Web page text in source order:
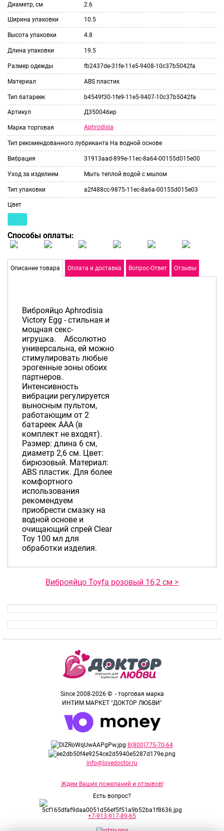
Диаметр, см 2.6
Ширина упаковки 10.5
Высота упаковки 4.8
Длина упаковки 19.5
Размер одежды fb2437de-31fe-11e5-9408-10c37b5042fa
Материал ABS пластик
Тип батареек b4549f30-1fe9-11e5-9407-10c37b5042fa
Артикул Д35004бир
Марка торговая Aphrodisia
Тип рекомендованного лубриканта На водной основе
Вибрация 31913aad-899e-11ec-8a64-00155d015e00
Уход за изделием Мыть теплой водой с мылом
Тип упаковки a2f488cc-9875-11ec-8a6a-00155d015e03
Цвет
Способы оплаты:
Описание товара Оплата и доставка Вопрос-Ответ Отзывы
Виброяйцо Aphrodisia
Victory Egg - стильная и
мощная секс-
игрушка. Абсолютно
универсальна, ей можно
стимулировать любые
эрогенные зоны обоих
партнеров.
Интенсивность
вибрации регулируется
выносным пультом,
работающим от 2
батареек AAA (в
комплект не входят).
Размер: длина 6 см,
диаметр 2,6 см. Цвет:
бирюзовый. Материал:
ABS пластик. Для более
комфортного
использования
рекомендуем
приобрести смазку на
водной основе и
очищающий спрей Clear
Toy 100 мл для
обработки изделия.
Виброяйцо Toyfa розовый 16,2 см >
Since 2008-2026 © - торговая марка
ИНТИМ МАРКЕТ "ДОКТОР ЛЮБВИ"
8(800)775-70-64
info@lovedoctor.ru
Ждем Ваших пожеланий и отзывов!
Есть вопрос?
+7-913-917-89-65